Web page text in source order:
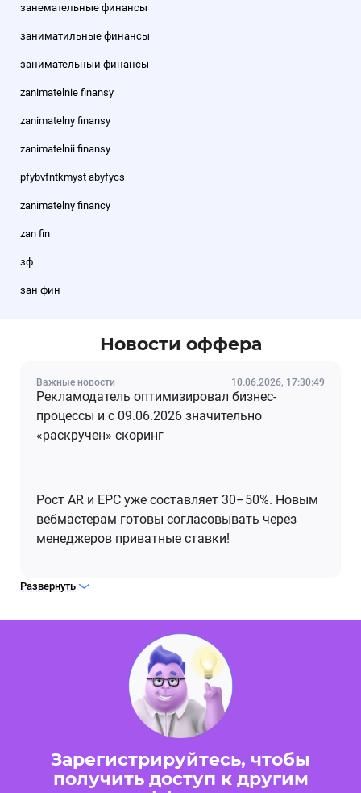
занемательные финансы
заниматильные финансы
занимательныи финансы
zanimatelnie finansy
zanimatelny finansy
zanimatelnii finansy
pfybvfntkmyst abyfycs
zanimatelny financy
zan fin
зф
зан фин
Новости оффера
Важные новости 10.06.2026, 17:30:49
Рекламодатель оптимизировал бизнес-
процессы и с 09.06.2026 значительно
«раскручен» скоринг
Рост AR и EPC уже составляет 30–50%. Новым
вебмастерам готовы согласовывать через
менеджеров приватные ставки!
Развернуть
Зарегистрируйтесь, чтобы
получить доступ к другим